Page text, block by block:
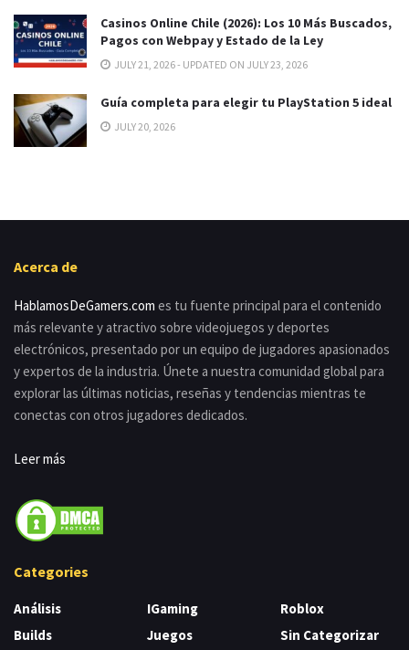
Casinos Online Chile (2026): Los 10 Más Buscados,
Pagos con Webpay y Estado de la Ley
JULY 21, 2026 - UPDATED ON JULY 23, 2026
Guía completa para elegir tu PlayStation 5 ideal
JULY 20, 2026
Acerca de
HablamosDeGamers.com es tu fuente principal para el contenido
más relevante y atractivo sobre videojuegos y deportes
electrónicos, presentado por un equipo de jugadores apasionados
y expertos de la industria. Únete a nuestra comunidad global para
explorar las últimas noticias, reseñas y tendencias mientras te
conectas con otros jugadores dedicados.
Leer más
Categories
Análisis
Builds
IGaming
Juegos
Roblox
Sin Categorizar